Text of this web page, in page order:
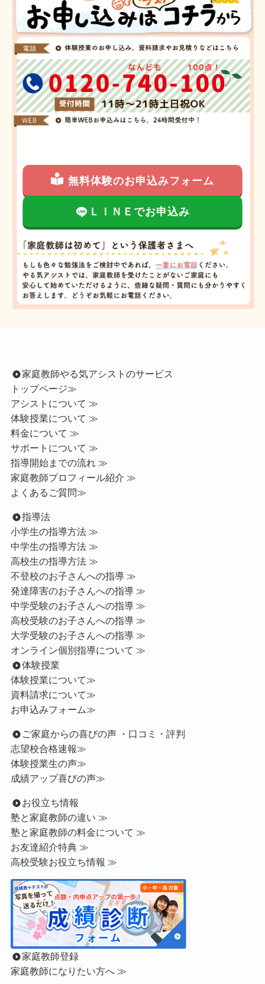
無料体験のお申込みフォーム
ＬＩＮＥでお申込み
家庭教師やる気アシストのサービス
トップページ≫
アシストについて ≫
体験授業について ≫
料金について ≫
サポートについて ≫
指導開始までの流れ ≫
家庭教師プロフィール紹介 ≫
よくあるご質問≫
指導法
小学生の指導方法 ≫
中学生の指導方法 ≫
高校生の指導方法 ≫
不登校のお子さんへの指導 ≫
発達障害のお子さんへの指導 ≫
中学受験のお子さんへの指導 ≫
高校受験のお子さんへの指導 ≫
大学受験のお子さんへの指導 ≫
オンライン個別指導について ≫
体験授業
体験授業について≫
資料請求について≫
お申込みフォーム≫
ご家庭からの喜びの声 ・口コミ・評判
志望校合格速報≫
体験授業生の声≫
成績アップ喜びの声≫
お役立ち情報
塾と家庭教師の違い ≫
塾と家庭教師の料金について ≫
お友達紹介特典 ≫
高校受験お役立ち情報 ≫
家庭教師登録
家庭教師になりたい方へ ≫